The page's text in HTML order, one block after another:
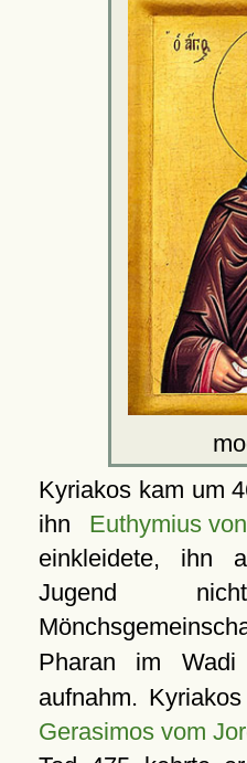
Kyriakos kam um
ihn Euthymius
einkleidete, ihn
Jugend
Pharan im
aufnahm.
Gerasimos vom